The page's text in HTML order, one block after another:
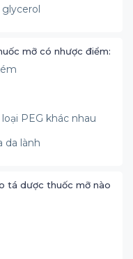
mỡ có nhược điểm:
PEG khác nhau
da lành
tá dược thuốc mỡ nào